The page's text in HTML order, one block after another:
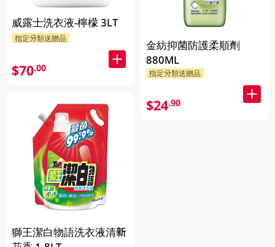
威露士洗衣液-檸檬 3LT
指定分類送贈品
$70.00
獅王潔白物語洗衣液清新
金紡抑菌防護柔順劑
880ML
指定分類送贈品
$24.90